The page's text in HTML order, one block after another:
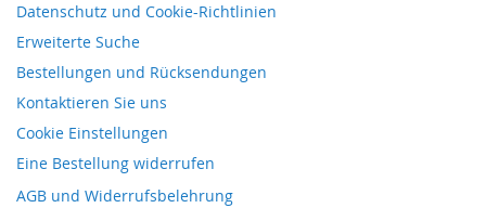
Datenschutz und Cookie-Richtlinien
Erweiterte Suche
Bestellungen und Rücksendungen
Kontaktieren Sie uns
Cookie Einstellungen
Eine Bestellung widerrufen
AGB und Widerrufsbelehrung